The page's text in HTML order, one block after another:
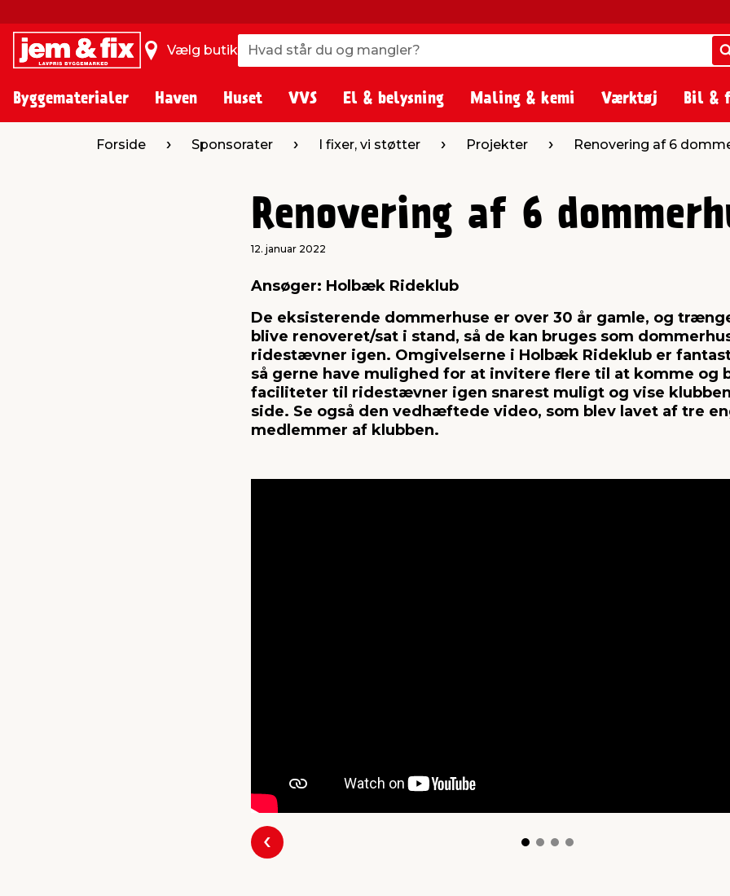
Vælg butik Hvad står du og mangler?
Hvad står du og mangler?
Byggematerialer Haven Huset VVS El & belysning Maling & kemi Værktøj Bil &
Forside Sponsorater I fixer, vi støtter Projekter Renovering af 6
Renovering af 6
12. januar 2022
Ansøger: Holbæk Rideklub
De eksisterende dommerhuse er over 30 år gamle, og
blive renoveret/sat i stand, så de kan bruges som
ridestævner igen. Omgivelserne i Holbæk Rideklub er
så gerne have mulighed for at invitere flere til at komme og
faciliteter til ridestævner igen snarest muligt og vise
side. Se også den vedhæftede video, som blev lavet af tre
medlemmer af klubben.
Forrige